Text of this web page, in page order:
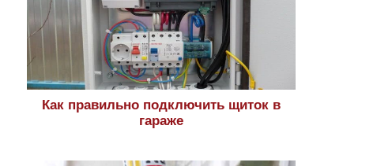
Как правильно подключить щиток в
гараже